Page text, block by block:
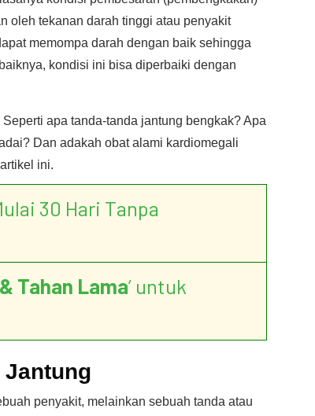
oleh tekanan darah tinggi atau penyakit
memompa darah dengan baik sehingga
kondisi ini bisa diperbaiki dengan
apa tanda-tanda jantung bengkak? Apa
Dan adakah obat alami kardiomegali
ini.
30 Hari Tanpa
Tahan Lama’ untuk
Jantung
penyakit, melainkan sebuah tanda atau